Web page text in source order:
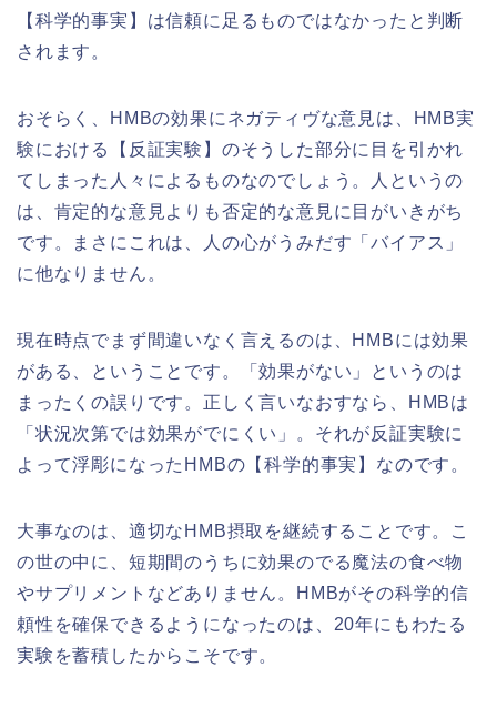
【科学的事実】は信頼に足るものではなかったと判断
されます。
おそらく、HMBの効果にネガティヴな意見は、HMB実
験における【反証実験】のそうした部分に目を引かれ
てしまった人々によるものなのでしょう。人というの
は、肯定的な意見よりも否定的な意見に目がいきがち
です。まさにこれは、人の心がうみだす「バイアス」
に他なりません。
現在時点でまず間違いなく言えるのは、HMBには効果
がある、ということです。「効果がない」というのは
まったくの誤りです。正しく言いなおすなら、HMBは
「状況次第では効果がでにくい」。それが反証実験に
よって浮彫になったHMBの【科学的事実】なのです。
大事なのは、適切なHMB摂取を継続することです。こ
の世の中に、短期間のうちに効果のでる魔法の食べ物
やサプリメントなどありません。HMBがその科学的信
頼性を確保できるようになったのは、20年にもわたる
実験を蓄積したからこそです。